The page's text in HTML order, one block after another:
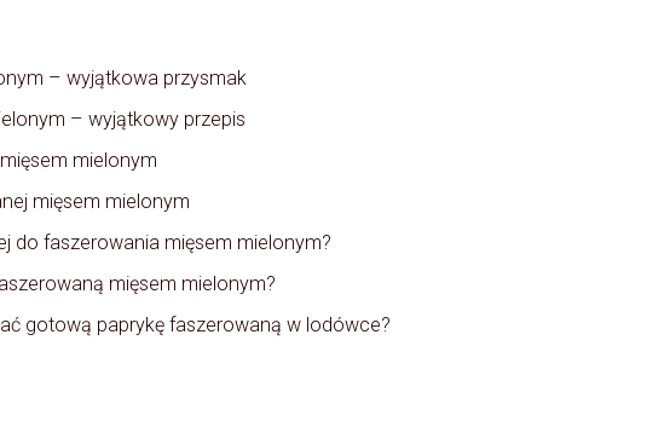
– wyjątkowa przysmak
– wyjątkowy przepis
mielonym
mięsem mielonym
do faszerowania mięsem mielonym?
mięsem mielonym?
gotową paprykę faszerowaną w lodówce?